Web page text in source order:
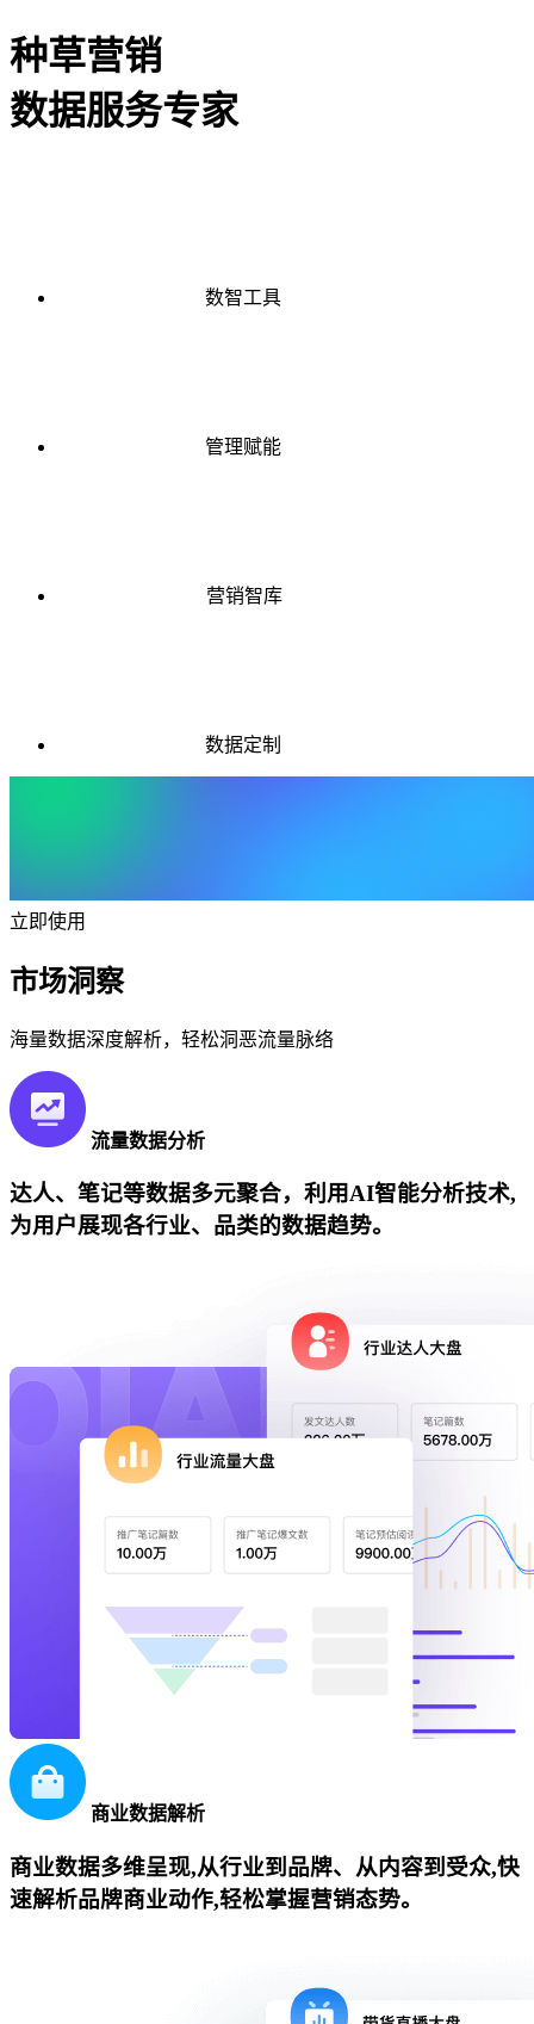
种草营销
数据服务专家
数智工具
管理赋能
营销智库
数据定制
立即使用
市场洞察
海量数据深度解析，轻松洞恶流量脉络
流量数据分析
达人、笔记等数据多元聚合，利用AI智能分析技术,
为用户展现各行业、品类的数据趋势。
商业数据解析
商业数据多维呈现,从行业到品牌、从内容到受众,快
速解析品牌商业动作,轻松掌握营销态势。